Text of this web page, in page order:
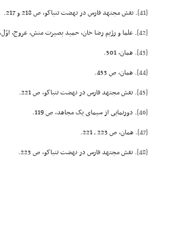
[41]
. نقش مجتهد فارس در نهضت تنباکو، ص 218 و 217.
[42]
. علما و رژیم رضا خان، حمید بصیرت منش، عروج، اوّل، 1376، ص 419 و 418.
[43]
. همان، 501.
[44]
. همان، ص 453.
[45]
. نقش مجتهد فارس در نهضت تنباکو، ص 221.
[46]
. دورنمایى از سیماى یک مجاهد، ص 119.
[47]
. همان، ص 223 ـ 221.
[48]
. نقش مجتهد فارس در نهضت تنباکو، ص 223.